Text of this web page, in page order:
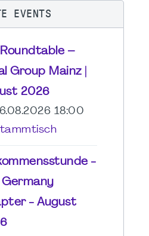
EVENTS
–
Group Mainz |
2026
18:00
-
Germany
- August